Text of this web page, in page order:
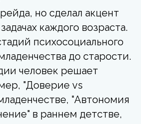
но сделал акцент
каждого возраста.
психосоциального
до старости.
человек решает
"Доверие vs
"Автономия
в раннем детстве,